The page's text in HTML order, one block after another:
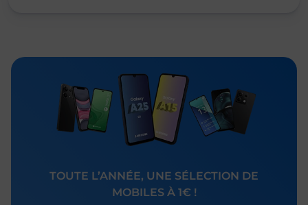
TOUTE L’ANNÉE, UNE SÉLECTION DE
MOBILES À 1€ !